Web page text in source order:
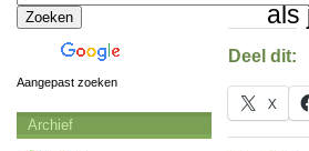
als
Deel dit:
X
Aangepast zoeken
Archief